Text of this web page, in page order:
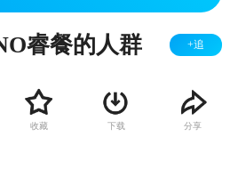
睿餐的人群 +追
收藏 下载 分享